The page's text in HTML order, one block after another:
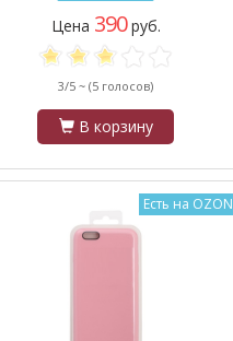
Цена 390руб.
3/5 ~ (5 голосов)
В корзину
Есть на OZON